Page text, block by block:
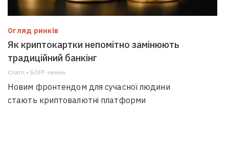
Огляд ринків
Як криптокартки непомітно замінюють
традиційний банкінг
Статті • БОРГ-review
Новим фронтендом для сучасної людини
стають криптовалютні платформи